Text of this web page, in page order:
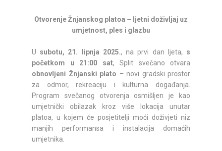
Otvorenje Žnjanskog platoa – ljetni doživljaj uz
umjetnost, ples i glazbu
U subotu, 21. lipnja 2025., na prvi dan ljeta, s
početkom u 21:00 sat, Split svečano otvara
obnovljeni Žnjanski plato – novi gradski prostor
za odmor, rekreaciju i kulturna događanja.
Program svečanog otvorenja osmišljen je kao
umjetnički obilazak kroz više lokacija unutar
platoa, u kojem će posjetitelji moći doživjeti niz
manjih performansa i instalacija domaćih
umjetnika.